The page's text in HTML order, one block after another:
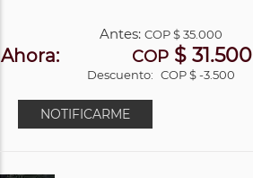
Antes: COP$ 35.000
Ahora: COP $ 31.500
Descuento: COP $ -3.500
NOTIFICARME